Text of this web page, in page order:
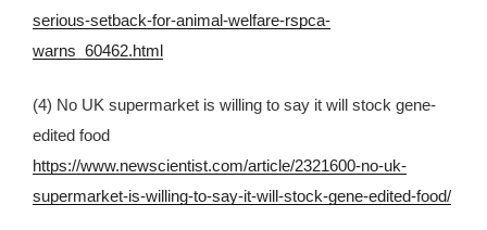
serious-setback-for-animal-welfare-rspca-
warns_60462.html
(4) No UK supermarket is willing to say it will stock gene-
edited food
https://www.newscientist.com/article/2321600-no-uk-
supermarket-is-willing-to-say-it-will-stock-gene-edited-food/